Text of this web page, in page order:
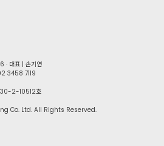
· 대표 | 손기연
34​58 7119
30-2-10512호
Co. Ltd. All Rights Reserved.